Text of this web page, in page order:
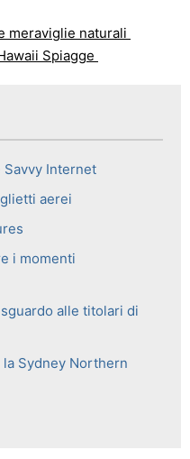
meraviglie naturali
Spiagge
Savvy Internet
aerei
i momenti
alle titolari di
Sydney Northern